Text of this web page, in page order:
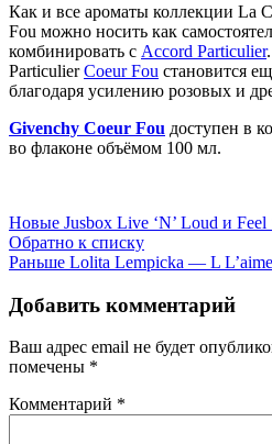
Как и все ароматы коллекции La
Fou можно носить как
комбинировать с Accord Particulier
ParticulierCoeur Fou становится
благодаря усилению розовых и
Givenchy Coeur Fou доступен в
во флаконе объёмом 100 мл.
Новые Jusbox Live ‘N’ Loud и
Обратно к списку
Раньше Lolita Lempicka — L
Добавить комментарий
Ваш адрес email не будет
помечены *
Комментарий *